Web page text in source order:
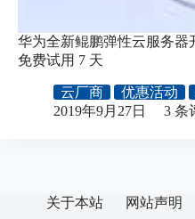
华为全新鲲鹏弹性云服务器
免费试用 7 天
云厂商 优惠活动
2019年9月27日
3 条
关于本站 网站声明